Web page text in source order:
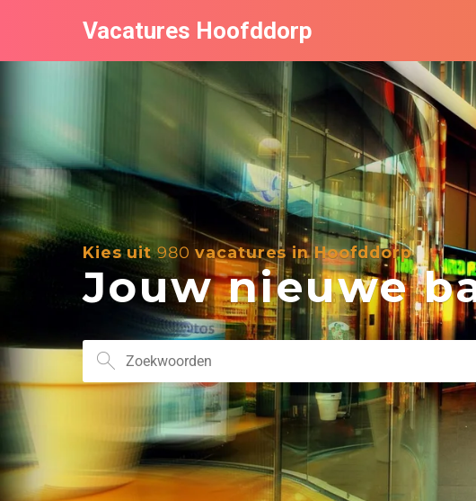
Vacatures Hoofddorp
Kies uit980vacatures in Hoofddorp
Jouw nieuwe